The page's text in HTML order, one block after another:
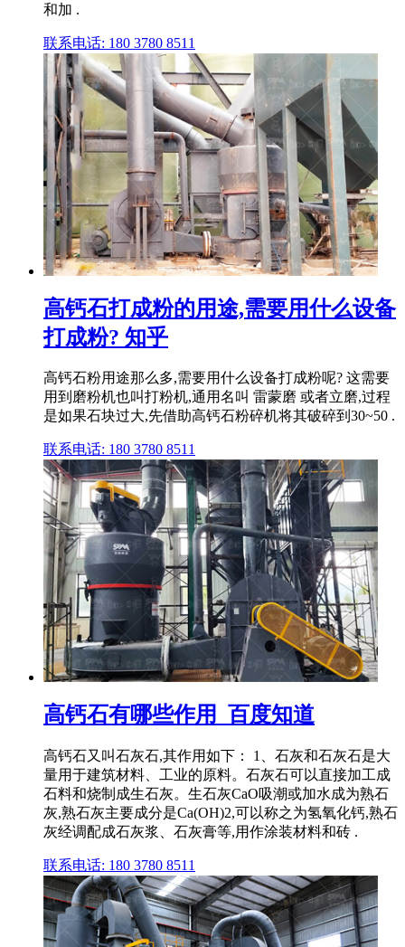
和加 .
联系电话: 180 3780 8511
高钙石打成粉的用途,需要用什么设备
打成粉? 知乎
高钙石粉用途那么多,需要用什么设备打成粉呢? 这需要
用到磨粉机也叫打粉机,通用名叫 雷蒙磨 或者立磨,过程
是如果石块过大,先借助高钙石粉碎机将其破碎到30~50 .
联系电话: 180 3780 8511
高钙石有哪些作用_百度知道
高钙石又叫石灰石,其作用如下： 1、石灰和石灰石是大
量用于建筑材料、工业的原料。石灰石可以直接加工成
石料和烧制成生石灰。生石灰CaO吸潮或加水成为熟石
灰,熟石灰主要成分是Ca(OH)2,可以称之为氢氧化钙,熟石
灰经调配成石灰浆、石灰膏等,用作涂装材料和砖 .
联系电话: 180 3780 8511